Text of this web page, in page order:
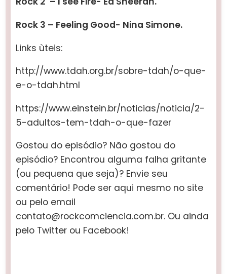
Rock 3 – Feeling Good- Nina Simone.
Links ùteis:
http://www.tdah.org.br/sobre-tdah/o-que-
e-o-tdah.html
https://www.einstein.br/noticias/noticia/2-
5-adultos-tem-tdah-o-que-fazer
Gostou do episódio? Não gostou do
episódio? Encontrou alguma falha gritante
(ou pequena que seja)? Envie seu
comentário! Pode ser aqui mesmo no site
ou pelo email
contato@rockcomciencia.com.br. Ou ainda
pelo Twitter ou Facebook!